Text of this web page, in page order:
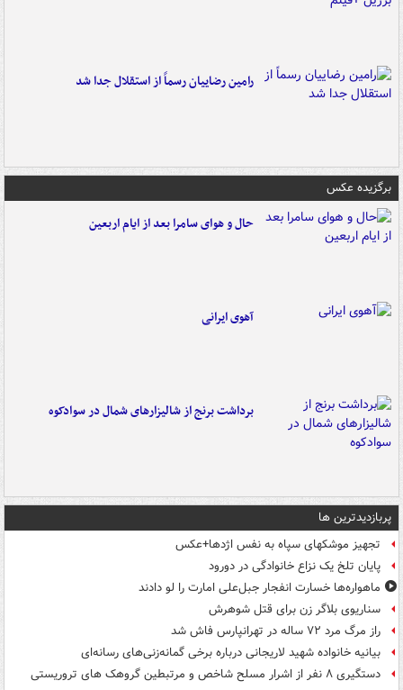
رامین رضاییان رسماً از استقلال جدا شد
برگزیده عکس
حال و هوای سامرا بعد از ایام اربعین
آهوی ایرانی
برداشت برنج از شالیزارهای شمال در سوادکوه
پربازدیدترین ها
تجهیز موشکهای سپاه به نفس اژدها+عکس
پایان تلخ یک نزاع خانوادگی در دورود
ماهواره‌ها خسارت انفجار جبل‌علی امارت را لو دادند
سناریوی بلاگر زن برای قتل شوهرش
راز مرگ مرد ۷۲ ساله در تهرانپارس فاش شد
بیانیه خانواده شهید لاریجانی درباره برخی گمانه‌زنی‌های رسانه‌ای
دستگیری ۸ نفر از اشرار مسلح شاخص و مرتبطین گروهک های تروریستی